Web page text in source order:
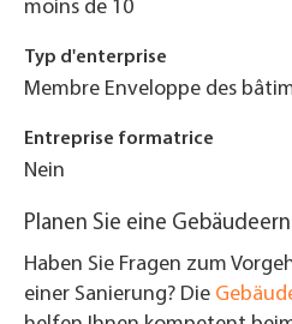
moins de 10
Typ d'enterprise
Membre Enveloppe des
Entreprise formatrice
Nein
Planen Sie eine
Haben Sie Fragen zum
einer Sanierung? Die